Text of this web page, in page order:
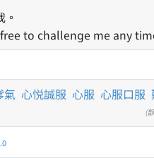
to challenge me any
氣 心悦誠服 心服 心服口服
(